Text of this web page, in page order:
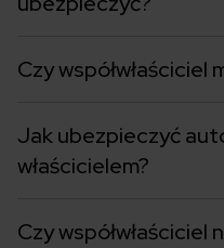
Czy współwłaściciel
Jak ubezpieczyć
właścicielem?
Czy współwłaściciel